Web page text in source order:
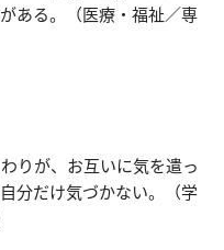
ある。（医療・福祉／専
りが、お互いに気を遣っ
分だけ気づかない。（学